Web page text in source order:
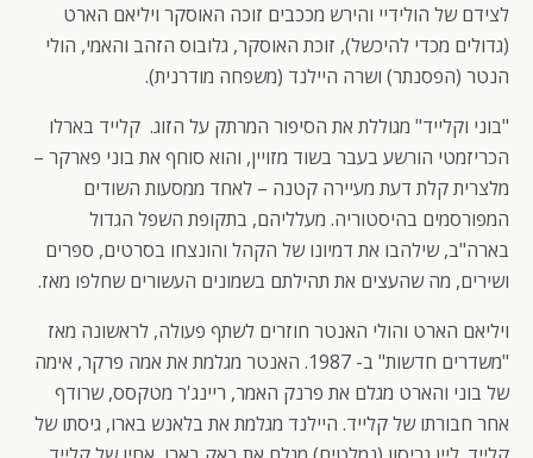
לצידם של הולידיי והירש מככבים זוכה האוסקר ויליאם הארט
(גדולים מכדי להיכשל), זוכת האוסקר, גלובוס הזהב והאמי, הולי
הנטר (הפסנתר) ושרה היילנד (משפחה מודרנית).
"בוני וקלייד" מגוללת את הסיפור המרתק על הזוג. קלייד בארלו
הכריזמטי הורשע בעבר בשוד מזויין, והוא סוחף את בוני פארקר –
מלצרית קלת דעת מעיירה קטנה – לאחד ממסעות השודים
המפורסמים בהיסטוריה. מעלליהם, בתקופת השפל הגדול
בארה"ב, שילהבו את דמיונו של הקהל והונצחו בסרטים, ספרים
ושירים, מה שהעצים את תהילתם בשמונים העשורים שחלפו מאז.
ויליאם הארט והולי האנטר חוזרים לשתף פעולה, לראשונה מאז
"משדרים חדשות" ב- 1987. האנטר מגלמת את אמה פרקר, אימה
של בוני והארט מגלם את פרנק האמר, ריינג'ר מטקסס, שרודף
אחר חבורתו של קלייד. היילנד מגלמת את בלאנש בארו, גיסתו של